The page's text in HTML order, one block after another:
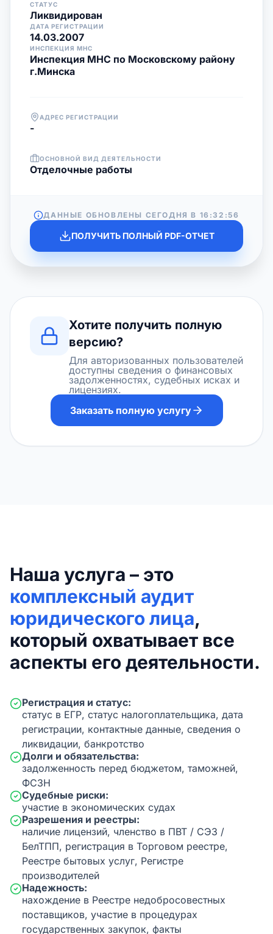
СТАТУС
Ликвидирован
ДАТА РЕГИСТРАЦИИ
14.03.2007
ИНСПЕКЦИЯ МНС
Инспекция МНС по Московскому району
г.Минска
АДРЕС РЕГИСТРАЦИИ
-
ОСНОВНОЙ ВИД ДЕЯТЕЛЬНОСТИ
Отделочные работы
ДАННЫЕ ОБНОВЛЕНЫ СЕГОДНЯ В 16:32:56
ПОЛУЧИТЬ ПОЛНЫЙ PDF-ОТЧЕТ
Хотите получить полную
версию?
Для авторизованных пользователей
доступны сведения о финансовых
задолженностях, судебных исках и
лицензиях.
Заказать полную услугу
Наша услуга – это
комплексный аудит
юридического лица,
который охватывает все
аспекты его деятельности.
Регистрация и статус:
статус в ЕГР, статус налогоплательщика, дата
регистрации, контактные данные, сведения о
ликвидации, банкротство
Долги и обязательства:
задолженность перед бюджетом, таможней,
ФСЗН
Судебные риски:
участие в экономических судах
Разрешения и реестры:
наличие лицензий, членство в ПВТ / СЭЗ /
БелТПП, регистрация в Торговом реестре,
Реестре бытовых услуг, Регистре
производителей
Надежность:
нахождение в Реестре недобросовестных
поставщиков, участие в процедурах
государственных закупок, факты